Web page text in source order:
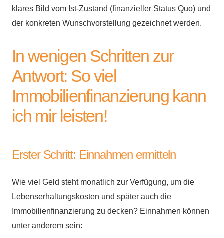
klares Bild vom Ist-Zustand (finanzieller Status Quo) und
der konkreten Wunschvorstellung gezeichnet werden.
In wenigen Schritten zur
Antwort: So viel
Immobilienfinanzierung kann
ich mir leisten!
Erster Schritt: Einnahmen ermitteln
Wie viel Geld steht monatlich zur Verfügung, um die
Lebenserhaltungskosten und später auch die
Immobilienfinanzierung zu decken? Einnahmen können
unter anderem sein: